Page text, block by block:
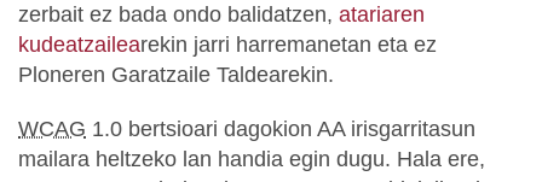
zerbait ez bada ondo balidatzen, atariaren
kudeatzailearekin jarri harremanetan eta ez
Ploneren Garatzaile Taldearekin.
WCAG 1.0 bertsioari dagokion AA irisgarritasun
mailara heltzeko lan handia egin dugu. Hala ere,